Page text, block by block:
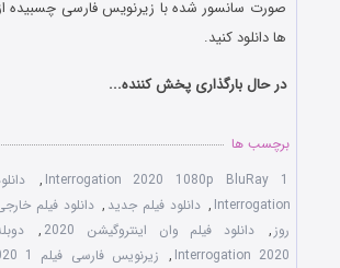
صورت سانسور شده با زیرنویس فارسی چسبیده
ها دانلود کنید.
در حال بارگذاری پخش کننده...
برچسب ها
1 Interrogation 2020 1080p BluRay
,
Interrogation
, دانلود فیلم جدید , دانلود فیلم
روز , دانلود فیلم وان اینتروگیشن 2020 ,
Interrogation 2020
, زیرنویس فارسی فیلم 1 Interrogation 2020